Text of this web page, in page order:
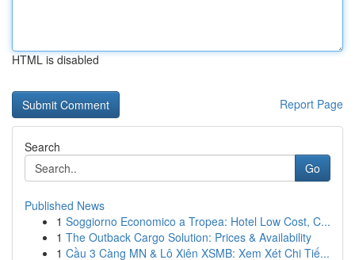
HTML is disabled
Report Page
Search
Go
Published News
1 Soggiorno Economico a Tropea: Hotel Low Cost, C...
1 The Outback Cargo Solution: Prices & Availability
1 Cầu 3 Càng MN & Lô Xiên XSMB: Xem Xét Chi Tiế...